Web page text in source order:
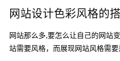
网站设计色彩风格的
网站那么多,要怎么让自己的网站
站需要风格，而展现网站风格需要